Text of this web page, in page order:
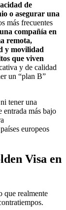
de
o asegurar una
más frecuentes
compañía en
remota,
y movilidad
que viven
y de calidad
un “plan B”
tener una
entrada más bajo
europeos
Visa en
que realmente